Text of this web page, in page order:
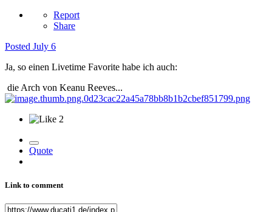
Report
Share
Posted July 6
Ja, so einen Livetime Favorite habe ich auch:
die Arch von Keanu Reeves...
2
Quote
Link to comment